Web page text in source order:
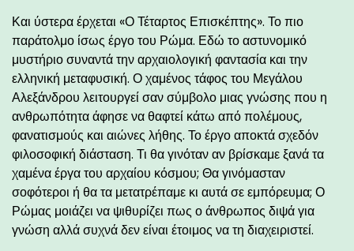
Και ύστερα έρχεται «Ο Τέταρτος Επισκέπτης». Το πιο
παράτολμο ίσως έργο του Ρώμα. Εδώ το αστυνομικό
μυστήριο συναντά την αρχαιολογική φαντασία και την
ελληνική μεταφυσική. Ο χαμένος τάφος του Μεγάλου
Αλεξάνδρου λειτουργεί σαν σύμβολο μιας γνώσης που η
ανθρωπότητα άφησε να θαφτεί κάτω από πολέμους,
φανατισμούς και αιώνες λήθης. Το έργο αποκτά σχεδόν
φιλοσοφική διάσταση. Τι θα γινόταν αν βρίσκαμε ξανά τα
χαμένα έργα του αρχαίου κόσμου; Θα γινόμασταν
σοφότεροι ή θα τα μετατρέπαμε κι αυτά σε εμπόρευμα; Ο
Ρώμας μοιάζει να ψιθυρίζει πως ο άνθρωπος διψά για
γνώση αλλά συχνά δεν είναι έτοιμος να τη διαχειριστεί.